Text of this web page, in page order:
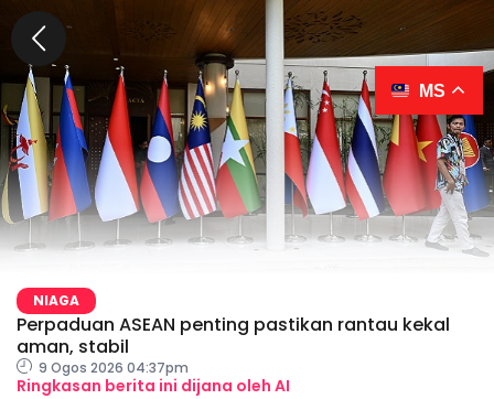
NIAGA
Perpaduan ASEAN penting pastikan rantau kekal
aman, stabil
9 Ogos 2026 04:37pm
Ringkasan berita ini dijana oleh AI
MS